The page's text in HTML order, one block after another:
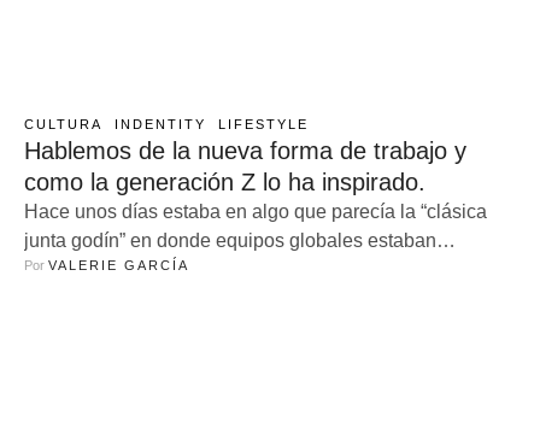
CULTURA INDENTITY LIFESTYLE
Hablemos de la nueva forma de trabajo y
como la generación Z lo ha inspirado.
Hace unos días estaba en algo que parecía la “clásica
junta godín” en donde equipos globales estaban
presentando avances y otras cosas en las que se habían
Por VALERIE GARCÍA